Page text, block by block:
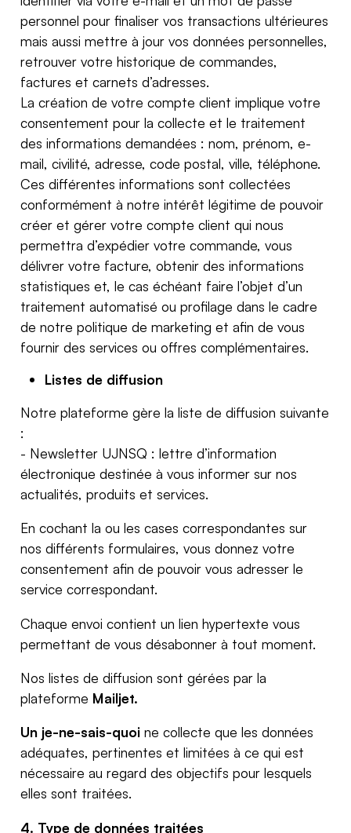
personnel pour finaliser vos transactions ultérieures
mais aussi mettre à jour vos données personnelles,
retrouver votre historique de commandes,
factures et carnets d’adresses.
La création de votre compte client implique votre
consentement pour la collecte et le traitement
des informations demandées : nom, prénom, e-
mail, civilité, adresse, code postal, ville, téléphone.
Ces différentes informations sont collectées
conformément à notre intérêt légitime de pouvoir
créer et gérer votre compte client qui nous
permettra d’expédier votre commande, vous
délivrer votre facture, obtenir des informations
statistiques et, le cas échéant faire l’objet d’un
traitement automatisé ou profilage dans le cadre
de notre politique de marketing et afin de vous
fournir des services ou offres complémentaires.
Listes de diffusion
Notre plateforme gère la liste de diffusion suivante
:
- Newsletter UJNSQ : lettre d’information
électronique destinée à vous informer sur nos
actualités, produits et services.
En cochant la ou les cases correspondantes sur
nos différents formulaires, vous donnez votre
consentement afin de pouvoir vous adresser le
service correspondant.
Chaque envoi contient un lien hypertexte vous
permettant de vous désabonner à tout moment.
Nos listes de diffusion sont gérées par la
plateforme Mailjet.
Un je-ne-sais-quoi ne collecte que les données
adéquates, pertinentes et limitées à ce qui est
nécessaire au regard des objectifs pour lesquels
elles sont traitées.
4. Type de données traitées